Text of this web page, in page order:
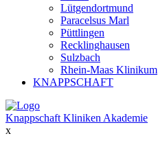
Lütgendortmund
Paracelsus Marl
Püttlingen
Recklinghausen
Sulzbach
Rhein-Maas Klinikum
KNAPPSCHAFT
Knappschaft Kliniken Akademie
x